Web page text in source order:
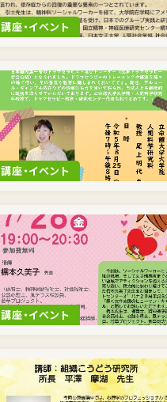
講座・イベント
講座・イベント
講座・イベント